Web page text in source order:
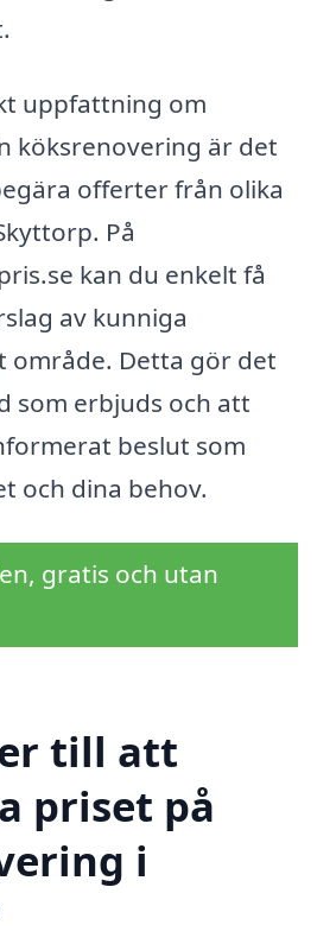
uppfattning om
köksrenovering är det
offerter från olika
På
kan du enkelt få
av kunniga
område. Detta gör det
som erbjuds och att
beslut som
och dina behov.
gratis och utan
till att
priset på
i